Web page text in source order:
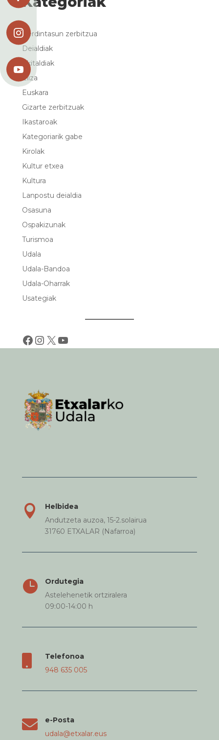


Berdintasun zerbitzua
Deialdiak
Ekitaldiak
Eliza
Euskara
Gizarte zerbitzuak
Ikastaroak
Kategoriarik gabe
Kirolak
Kultur etxea
Kultura
Lanpostu deialdia
Osasuna
Ospakizunak
Turismoa
Udala
Udala-Bandoa
Udala-Oharrak
Usategiak
Facebook
Instagram
X YouTube

Helbidea
Andutzeta auzoa, 15-2.solairua
31760 ETXALAR (Nafarroa)

Ordutegia
Astelehenetik ortziralera
09:00-14:00 h
Telefonoa
948 635 005

e-Posta
udala@etxalar.eus